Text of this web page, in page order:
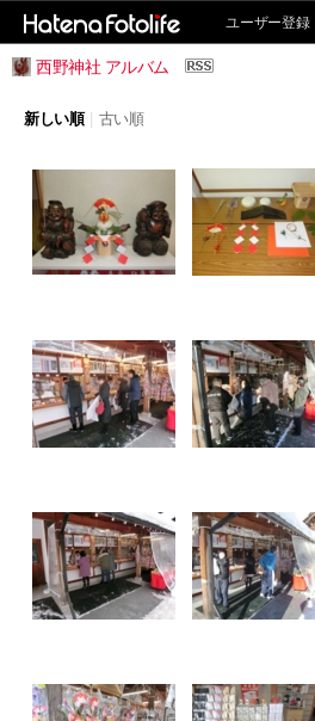
ユーザー登録
西野神社 アルバム
新しい順 | 古い順